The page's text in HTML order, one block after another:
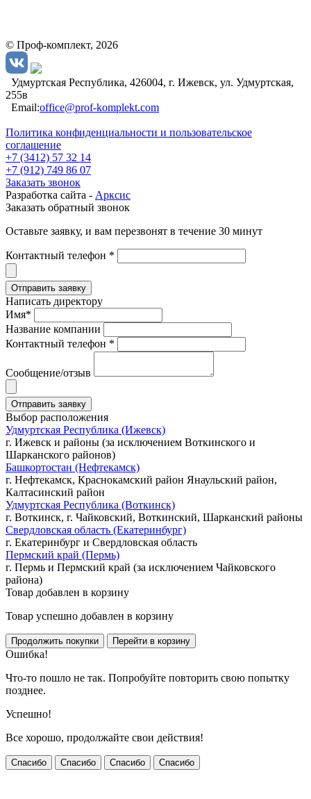
© Проф-комплект, 2026
Удмуртская Республика, 426004, г. Ижевск, ул. Удмуртская,
255в
Email:office@prof-komplekt.com
Политика конфиденциальности и пользовательское
соглашение
+7 (3412) 57 32 14
+7 (912) 749 86 07
Заказать звонок
Разработка сайта - Арксис
Заказать обратный звонок
Оставьте заявку, и вам перезвонят в течение 30 минут
Контактный телефон *
Написать директору
Имя*
Название компании
Контактный телефон *
Сообщение/отзыв
Выбор расположения
Удмуртская Республика (Ижевск)
г. Ижевск и районы (за исключением Воткинского и
Шарканского районов)
Башкортостан (Нефтекамск)
г. Нефтекамск, Краснокамский район Янаульский район,
Калтасинский район
Удмуртская Республика (Воткинск)
г. Воткинск, г. Чайковский, Воткинский, Шарканский районы
Свердловская область (Екатеринбург)
г. Екатеринбург и Свердловская область
Пермский край (Пермь)
г. Пермь и Пермский край (за исключением Чайковского
района)
Товар добавлен в корзину
Товар успешно добавлен в корзину
Ошибка!
Что-то пошло не так. Попробуйте повторить свою попытку
позднее.
Успешно!
Все хорошо, продолжайте свои действия!
Спасибо Спасибо Спасибо Спасибо